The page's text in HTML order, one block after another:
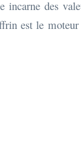
des
est le